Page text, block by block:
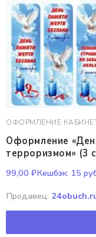
ОФОРМЛЕНИЕ
Оформление
терроризмом» (3
99,00 ₽Кешбэк: 15
Продавец: